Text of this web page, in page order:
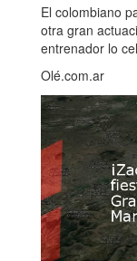
El colombiano
otra gran
entrenador lo
Olé.com.ar